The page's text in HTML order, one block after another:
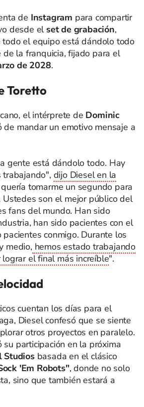
de Instagram para compartir
desde el set de grabación,
el equipo está dándolo todo
de la franquicia, fijado para el
de 2028.
Toretto
el intérprete de Dominic
mandar un emotivo mensaje a
gente está dándolo todo. Hay
dijo Diesel en la
tomarme un segundo para
son el mejor público del
fans del mundo. Han sido
han sido pacientes con el
conmigo. Durante los
medio, hemos estado trabajando
el final más increíble".
cuentan los días para el
Diesel confesó que se siente
otros proyectos en paralelo.
su participación en la próxima
Studiosbasada en el clásico
'Em Robots", donde no solo
sino que también estará a